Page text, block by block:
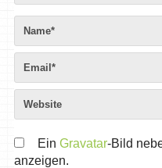
Ein Gravatar-Bild
anzeigen.